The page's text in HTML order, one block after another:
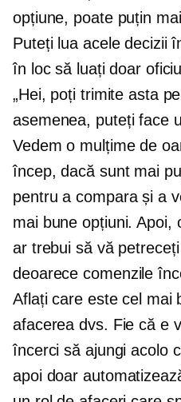
opțiune, poate puțin
Puteți lua acele decizii
în loc să luați doar
„Hei, poți trimite asta
asemenea, puteți face
Vedem o mulțime de
încep, dacă sunt mai
pentru a compara și a
mai bune opțiuni. Apoi,
ar trebui să vă
deoarece comenzile
Aflați care este cel mai
afacerea dvs. Fie că e
încerci să ajungi acolo
apoi doar